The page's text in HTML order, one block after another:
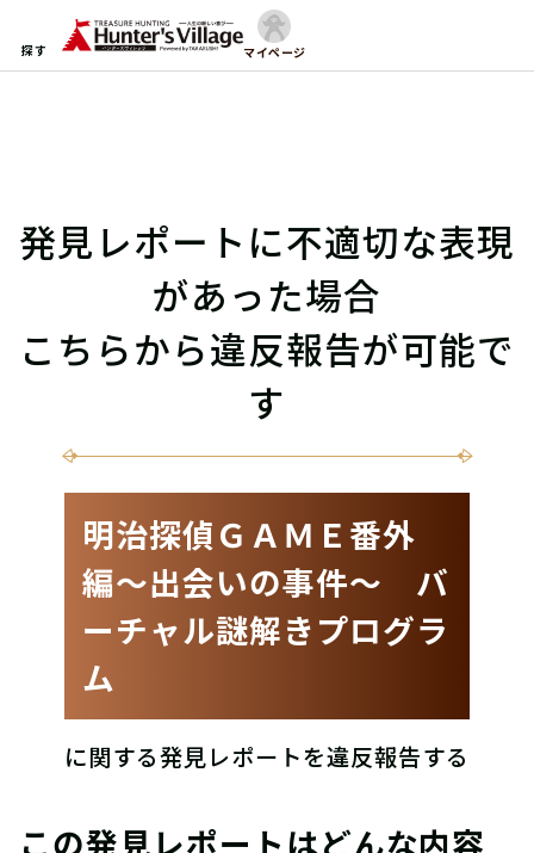
探す マイページ
発見レポートに不適切な表現
があった場合
こちらから違反報告が可能で
す
明治探偵ＧＡＭＥ番外
編〜出会いの事件〜 バ
ーチャル謎解きプログラ
ム
に関する発見レポートを違反報告する
この発見レポートはどんな内容